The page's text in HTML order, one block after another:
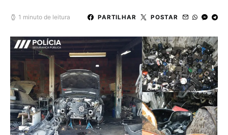
1 minuto de leitura PARTILHAR POSTAR